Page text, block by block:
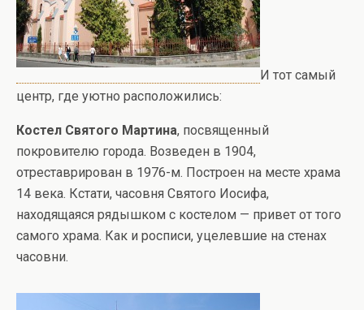
И тот самый
центр, где уютно расположились:
Костел Святого Мартина, посвященный
покровителю города. Возведен в 1904,
отреставрирован в 1976-м. Построен на месте храма
14 века. Кстати, часовня Святого Иосифа,
находящаяся рядышком с костелом — привет от того
самого храма. Как и росписи, уцелевшие на стенах
часовни.